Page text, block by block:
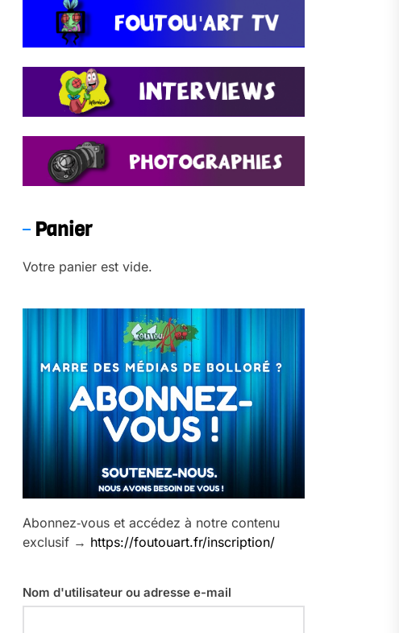
Panier
Votre panier est vide.
Abonnez‑vous et accédez à notre contenu
exclusif → https://foutouart.fr/inscription/
Nom d'utilisateur ou adresse e-mail